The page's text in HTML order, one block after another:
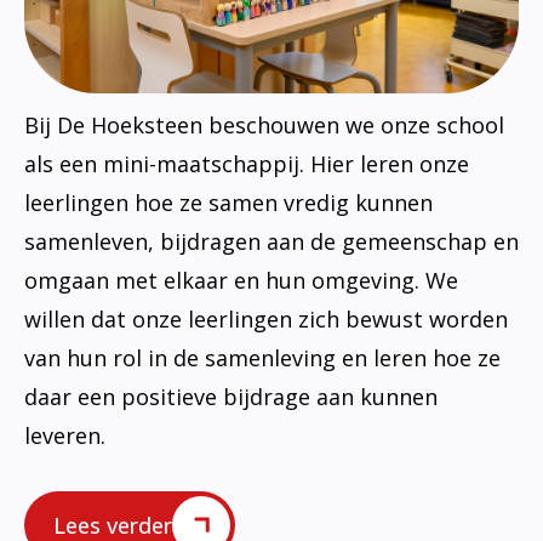
Bij De Hoeksteen beschouwen we onze school
als een mini-maatschappij. Hier leren onze
leerlingen hoe ze samen vredig kunnen
samenleven, bijdragen aan de gemeenschap en
omgaan met elkaar en hun omgeving. We
willen dat onze leerlingen zich bewust worden
van hun rol in de samenleving en leren hoe ze
daar een positieve bijdrage aan kunnen
leveren.
Lees verder